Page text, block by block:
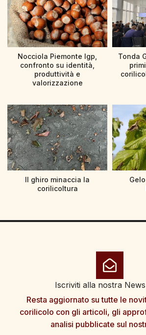
Nocciola Piemonte Igp,
confronto su identità,
produttività e
valorizzazione
Tonda
Il ghiro minaccia la
corilicoltura
Iscriviti alla nostra
Resta aggiornato su tutte le
corilicolo con gli articoli, gli
analisi pubblicate sul